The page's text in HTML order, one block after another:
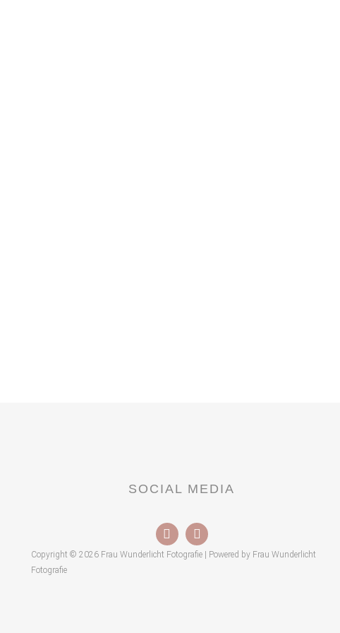
SOCIAL MEDIA
Copyright © 2026 Frau Wunderlicht Fotografie | Powered by Frau Wunderlicht
Fotografie